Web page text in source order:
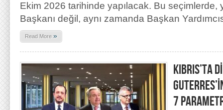
Ekim 2026 tarihinde yapılacak. Bu seçimlerde,
Başkanı değil, aynı zamanda Başkan
Read More »
KIBRIS’TA
7